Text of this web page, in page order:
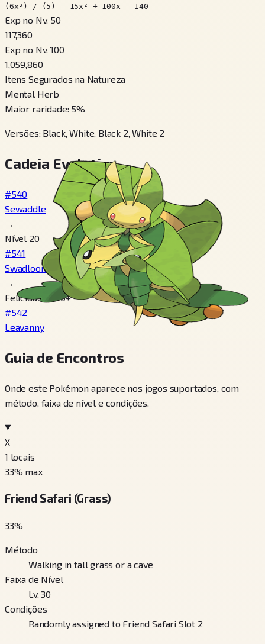
(6x³) / (5) - 15x² + 100x - 140
Exp no Nv. 50
117,360
Exp no Nv. 100
1,059,860
Itens Segurados na Natureza
Mental Herb
Maior raridade: 5%
Versões: Black, White, Black 2, White 2
Cadeia Evolutiva
#540
Sewaddle
→
Nível 20
#541
Swadloon
→
Felicidade 220+
#542
Leavanny
Guia de Encontros
Onde este Pokémon aparece nos jogos suportados, com
método, faixa de nível e condições.
X
1 locais
33% max
Friend Safari (Grass)
33%
Método
Walking in tall grass or a cave
Faixa de Nível
Lv. 30
Condições
Randomly assigned to Friend Safari Slot 2